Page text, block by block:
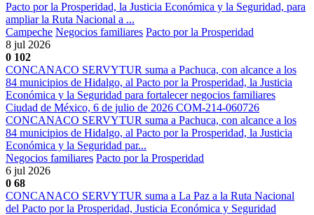
Pacto por la Prosperidad, la Justicia Económica y la Seguridad, para
ampliar la Ruta Nacional a ...
Campeche Negocios familiares Pacto por la Prosperidad
8 jul 2026
0 102
CONCANACO SERVYTUR suma a Pachuca, con alcance a los
84 municipios de Hidalgo, al Pacto por la Prosperidad, la Justicia
Económica y la Seguridad para fortalecer negocios familiares
Ciudad de México, 6 de julio de 2026 COM-214-060726
CONCANACO SERVYTUR suma a Pachuca, con alcance a los
84 municipios de Hidalgo, al Pacto por la Prosperidad, la Justicia
Económica y la Seguridad par...
Negocios familiares Pacto por la Prosperidad
6 jul 2026
0 68
CONCANACO SERVYTUR suma a La Paz a la Ruta Nacional
del Pacto por la Prosperidad, Justicia Económica y Seguridad